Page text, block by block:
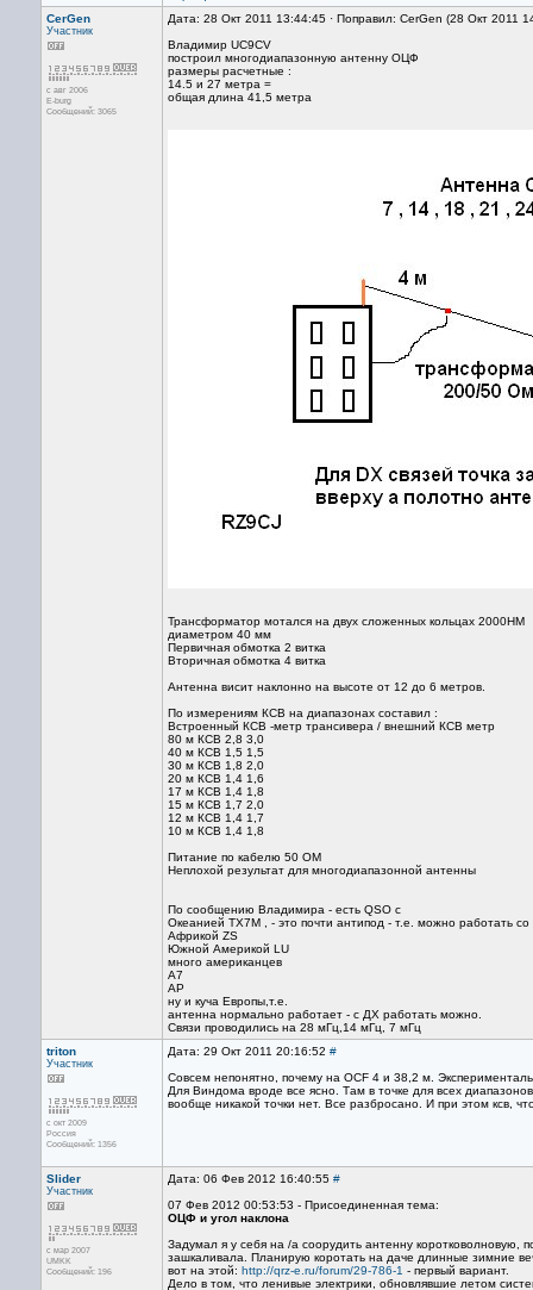
CerGen
Участник
с авг 2006
E-burg
Сообщений: 3065
Дата: 28 Окт 2011 13:44:45 · Поправил: CerGen (28 Окт 2011
Владимир UC9CV
построил многодиапазонную антенну ОЦФ
размеры расчетные :
14.5 и 27 метра =
общая длина 41,5 метра
Трансформатор мотался на двух сложенных кольцах 2000НМ
диаметром 40 мм
Первичная обмотка 2 витка
Вторичная обмотка 4 витка
Антенна висит наклонно на высоте от 12 до 6 метров.
По измерениям КСВ на диапазонах составил :
Встроенный КСВ -метр трансивера / внешний КСВ метр
80 м КСВ 2,8 3,0
40 м КСВ 1,5 1,5
30 м КСВ 1,8 2,0
20 м КСВ 1,4 1,6
17 м КСВ 1,4 1,8
15 м КСВ 1,7 2,0
12 м КСВ 1,4 1,7
10 м КСВ 1,4 1,8
Питание по кабелю 50 ОМ
Неплохой результат для многодиапазонной антенны
По сообщению Владимира - есть QSO с
Океанией TX7M , - это почти антипод - т.е. можно работать
Африкой ZS
Южной Америкой LU
много американцев
А7
АР
ну и куча Европы,т.е.
антенна нормально работает - с ДХ работать можно.
Связи проводились на 28 мГц,14 мГц, 7 мГц
triton
Участник
с окт 2009
Россия
Сообщений: 1356
Дата: 29 Окт 2011 20:16:52 #
Совсем непонятно, почему на OCF 4 и 38,2 м.
Для Виндома вроде все ясно. Там в точке для всех
вообще никакой точки нет. Все разбросано. И при этом ксв,
Slider
Участник
с мар 2007
UMKK
Сообщений: 196
Дата: 06 Фев 2012 16:40:55 #
07 Фев 2012 00:53:53 - Присоединенная тема:
ОЦФ и угол наклона
Задумал я у себя на /a соорудить антенну
зашкаливала. Планирую коротать на даче длинные зимние
вот на этой: http://qrz-e.ru/forum/29-786-1 - первый вариант.
Дело в том, что ленивые электрики, обновлявшие летом